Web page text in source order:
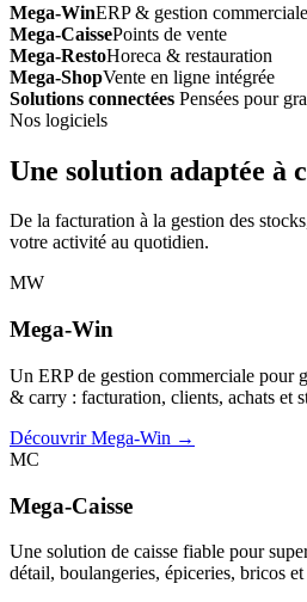
Mega-WinERP & gestion commerciale
Mega-CaissePoints de vente
Mega-RestoHoreca & restauration
Mega-ShopVente en ligne intégrée
Solutions connectées Pensées pour
Nos logiciels
Une solution adaptée à
De la facturation à la gestion des
votre activité au quotidien.
MW
Mega-Win
Un ERP de gestion commerciale pour
& carry : facturation, clients, achats et
Découvrir Mega-Win →
MC
Mega-Caisse
Une solution de caisse fiable pour
détail, boulangeries, épiceries, bricos